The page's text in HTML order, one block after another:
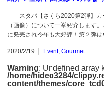
スタバ【さくら2020第2弾】カ
（画像）について一挙紹介します
に発売され今年も大好評！第２弾
2020/2/19 Event, Gourmet
Warning: Undefined array
/home/hideo3284/
content/themes/